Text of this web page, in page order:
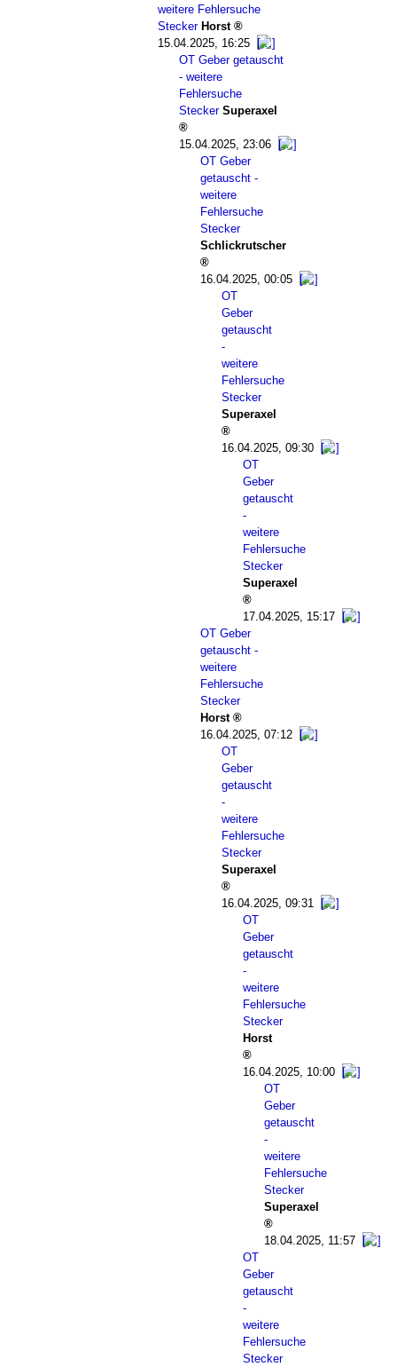
weitere Fehlersuche
Stecker Horst
15.04.2025, 16:25
OT Geber getauscht
- weitere
Fehlersuche
Stecker Superaxel
15.04.2025, 23:06
OT Geber
getauscht -
weitere
Fehlersuche
Stecker
Schlickrutscher
16.04.2025, 00:05
OT
Geber
getauscht
-
weitere
Fehlersuche
Stecker
Superaxel
16.04.2025, 09:30
OT
Geber
getauscht
-
weitere
Fehlersuche
Stecker
Superaxel
17.04.2025, 15:17
OT Geber
getauscht -
weitere
Fehlersuche
Stecker
Horst
16.04.2025, 07:12
OT
Geber
getauscht
-
weitere
Fehlersuche
Stecker
Superaxel
16.04.2025, 09:31
OT
Geber
getauscht
-
weitere
Fehlersuche
Stecker
Horst
16.04.2025, 10:00
OT
Geber
getauscht
-
weitere
Fehlersuche
Stecker
Superaxel
18.04.2025, 11:57
OT
Geber
getauscht
-
weitere
Fehlersuche
Stecker